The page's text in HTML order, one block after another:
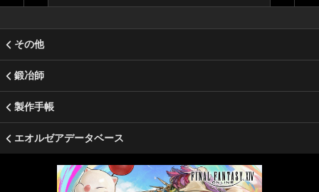
その他
鍛冶師
製作手帳
エオルゼアデータベース